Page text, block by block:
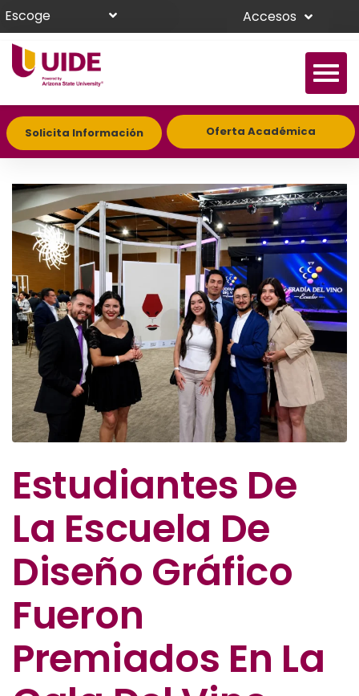
Escoge Accesos
Solicita Información Oferta Académica
Estudiantes De
La Escuela De
Diseño Gráfico
Fueron
Premiados En La